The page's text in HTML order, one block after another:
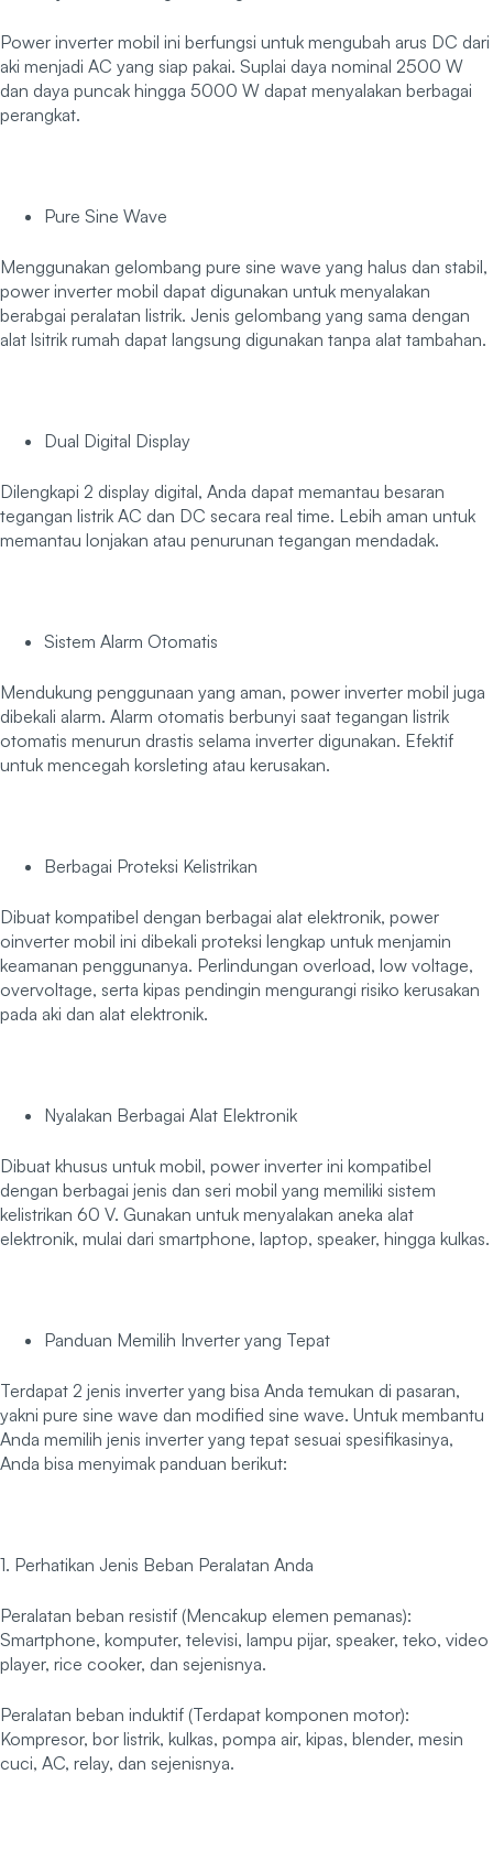
Power inverter mobil ini berfungsi untuk mengubah arus DC dari
aki menjadi AC yang siap pakai. Suplai daya nominal 2500 W
dan daya puncak hingga 5000 W dapat menyalakan berbagai
perangkat.
Pure Sine Wave
Menggunakan gelombang pure sine wave yang halus dan stabil,
power inverter mobil dapat digunakan untuk menyalakan
berabgai peralatan listrik. Jenis gelombang yang sama dengan
alat lsitrik rumah dapat langsung digunakan tanpa alat tambahan.
Dual Digital Display
Dilengkapi 2 display digital, Anda dapat memantau besaran
tegangan listrik AC dan DC secara real time. Lebih aman untuk
memantau lonjakan atau penurunan tegangan mendadak.
Sistem Alarm Otomatis
Mendukung penggunaan yang aman, power inverter mobil juga
dibekali alarm. Alarm otomatis berbunyi saat tegangan listrik
otomatis menurun drastis selama inverter digunakan. Efektif
untuk mencegah korsleting atau kerusakan.
Berbagai Proteksi Kelistrikan
Dibuat kompatibel dengan berbagai alat elektronik, power
oinverter mobil ini dibekali proteksi lengkap untuk menjamin
keamanan penggunanya. Perlindungan overload, low voltage,
overvoltage, serta kipas pendingin mengurangi risiko kerusakan
pada aki dan alat elektronik.
Nyalakan Berbagai Alat Elektronik
Dibuat khusus untuk mobil, power inverter ini kompatibel
dengan berbagai jenis dan seri mobil yang memiliki sistem
kelistrikan 60 V. Gunakan untuk menyalakan aneka alat
elektronik, mulai dari smartphone, laptop, speaker, hingga kulkas.
Panduan Memilih Inverter yang Tepat
Terdapat 2 jenis inverter yang bisa Anda temukan di pasaran,
yakni pure sine wave dan modified sine wave. Untuk membantu
Anda memilih jenis inverter yang tepat sesuai spesifikasinya,
Anda bisa menyimak panduan berikut:
1. Perhatikan Jenis Beban Peralatan Anda
Peralatan beban resistif (Mencakup elemen pemanas):
Smartphone, komputer, televisi, lampu pijar, speaker, teko, video
player, rice cooker, dan sejenisnya.
Peralatan beban induktif (Terdapat komponen motor):
Kompresor, bor listrik, kulkas, pompa air, kipas, blender, mesin
cuci, AC, relay, dan sejenisnya.